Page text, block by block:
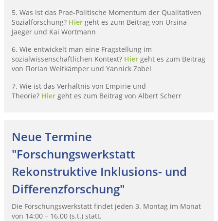
5. Was ist das Prae-Politische Momentum der Qualitativen
Sozialforschung? Hier geht es zum Beitrag von Ursina
Jaeger und Kai Wortmann
6. Wie entwickelt man eine Fragstellung im
sozialwissenschaftlichen Kontext? Hier geht es zum Beitrag
von Florian Weitkämper und Yannick Zobel
7. Wie ist das Verhältnis von Empirie und
Theorie? Hier geht es zum Beitrag von Albert Scherr
Neue Termine
"Forschungswerkstatt
Rekonstruktive Inklusions- und
Differenzforschung"
Die Forschungswerkstatt findet jeden 3. Montag im Monat
von 14:00 – 16.00 (s.t.) statt.